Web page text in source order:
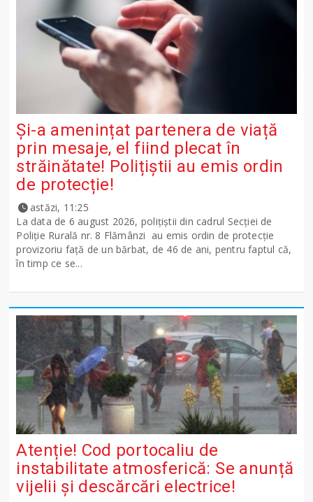
Și-a amenințat partenera de viață
prin mesaje, el fiind plecat în
străinătate! Polițiștii au emis ordin
de protecție!
astăzi, 11:25
La data de 6 august 2026, polițiștii din cadrul Secției de
Poliție Rurală nr. 8 Flămânzi au emis ordin de protecție
provizoriu față de un bărbat, de 46 de ani, pentru faptul că,
în timp ce se...
Atenție! Cod portocaliu de
instabilitate atmosferică: Se anunță
vijelii și descărcări electrice!